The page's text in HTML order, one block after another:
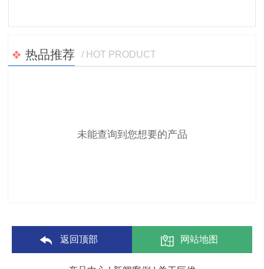
热品推荐 / HOT PRODUCT
未能查询到您想要的产品
返回顶部 网站地图